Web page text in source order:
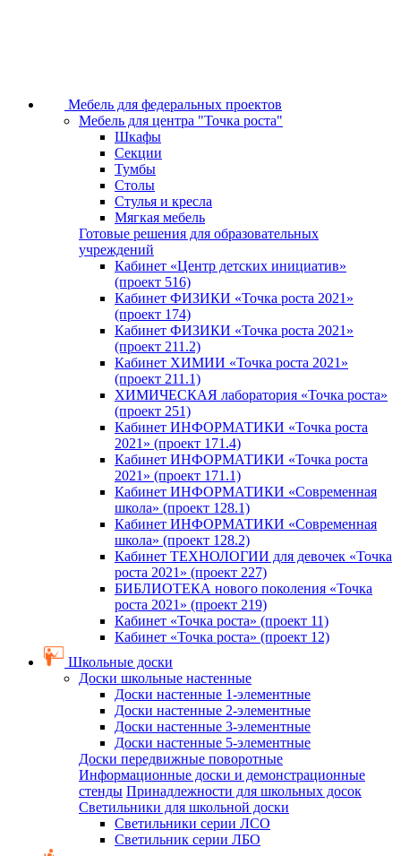
Мебель для федеральных проектов
Мебель для центра "Точка роста"
Шкафы
Секции
Тумбы
Столы
Стулья и кресла
Мягкая мебель
Готовые решения для образовательных
учреждений
Кабинет «Центр детских инициатив»
(проект 516)
Кабинет ФИЗИКИ «Точка роста 2021»
(проект 174)
Кабинет ФИЗИКИ «Точка роста 2021»
(проект 211.2)
Кабинет ХИМИИ «Точка роста 2021»
(проект 211.1)
ХИМИЧЕСКАЯ лаборатория «Точка роста»
(проект 251)
Кабинет ИНФОРМАТИКИ «Точка роста
2021» (проект 171.4)
Кабинет ИНФОРМАТИКИ «Точка роста
2021» (проект 171.1)
Кабинет ИНФОРМАТИКИ «Современная
школа» (проект 128.1)
Кабинет ИНФОРМАТИКИ «Современная
школа» (проект 128.2)
Кабинет ТЕХНОЛОГИИ для девочек «Точка
роста 2021» (проект 227)
БИБЛИОТЕКА нового поколения «Точка
роста 2021» (проект 219)
Кабинет «Точка роста» (проект 11)
Кабинет «Точка роста» (проект 12)
Школьные доски
Доски школьные настенные
Доски настенные 1-элементные
Доски настенные 2-элементные
Доски настенные 3-элементные
Доски настенные 5-элементные
Доски передвижные поворотные
Информационные доски и демонстрационные
стенды Принадлежности для школьных досок
Светильники для школьной доски
Светильники серии ЛСО
Светильник серии ЛБО